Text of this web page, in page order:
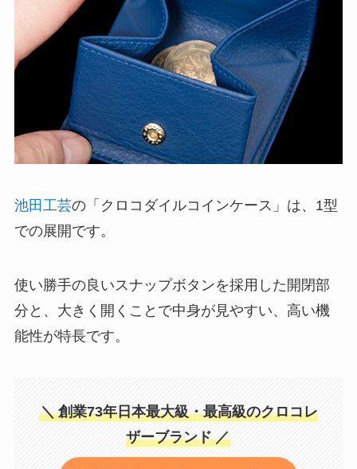
池田工芸の「クロコダイルコインケース」は、1型
での展開です。
使い勝手の良いスナップボタンを採用した開閉部
分と、大きく開くことで中身が見やすい、高い機
能性が特長です。
＼ 創業73年日本最大級・最高級のクロコレ
ザーブランド ／